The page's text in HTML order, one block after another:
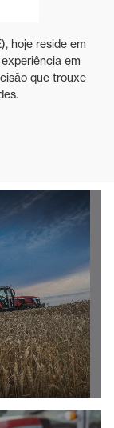
hoje reside em
em
que trouxe